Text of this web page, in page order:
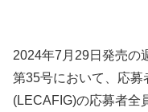
2024年7月29日発売の
第35号において、応
(LECAFIG)の応募者全